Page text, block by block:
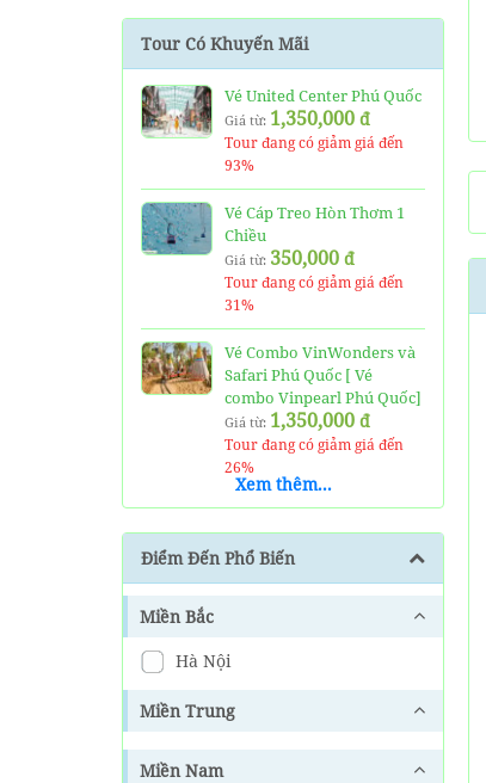
Quốc
Giá từ: 1,000,000
Tour 3 đảo Phú Quốc 1
Ngày Bằng tàu du lịch
Giá từ: 500,000đ
Cho Thuê Cano Tại Phú
Quốc Đi Tour 4 Đảo
Giá từ:
Tour 5 đảo Phú Quốc 1
Ngày
Giá từ: 840,000đ
Tour 4 Đảo Phú Quốc 1
Ngày
Giá từ: 450,000đ
Vé Cáp Treo Hòn Thơm 1
Chiều
350,000
Tour Có Khuyến Mãi
Vé United Center Phú Quốc
Giá từ: 1,350,000 đ
Tour đang có giảm giá đến
93%
Vé Cáp Treo Hòn Thơm 1
Chiều
Giá từ: 350,000 đ
Tour đang có giảm giá đến
31%
Vé Combo VinWonders và
Safari Phú Quốc [ Vé
combo Vinpearl Phú Quốc]
Giá từ: 1,350,000 đ
Tour đang có giảm giá đến
26%
Vé Vinpearl land Phú Quốc
Giá Tốt Nhất [ FREE SHIP]
Giá từ: 950,000
Tour đang có giảm giá đến
Vé Safari Phú Quốc Giá Tốt
Tour đang có giảm giá đến
Xem thêm...
Điểm Đến Phổ Biến
Miền Bắc
Hà Nội
Miền Trung
Miền Nam